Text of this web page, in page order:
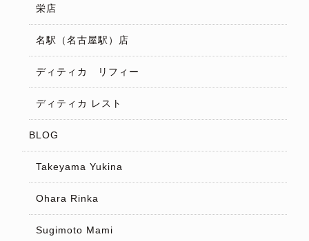
栄店
名駅（名古屋駅）店
ディティカ リフィー
ディティカ レスト
BLOG
Takeyama Yukina
Ohara Rinka
Sugimoto Mami